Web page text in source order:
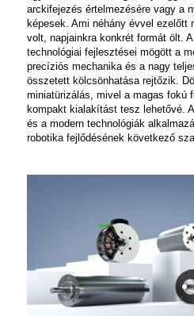
arckifejezés értelmezésére vagy a
képesek. Ami néhány évvel ezelőtt
volt, napjainkra konkrét formát ölt.
technológiai fejlesztései mögött a
precíziós mechanika és a nagy
összetett kölcsönhatása rejtőzik.
miniatürizálás, mivel a magas fokú
kompakt kialakítást tesz lehetővé.
és a modern technológiák
robotika fejlődésének következő